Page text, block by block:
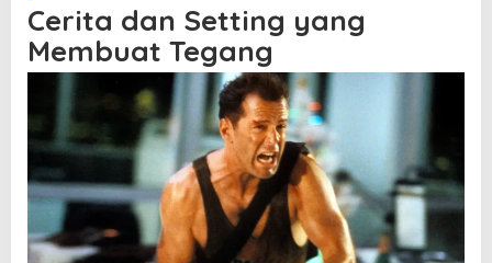
Cerita dan Setting yang
Membuat Tegang